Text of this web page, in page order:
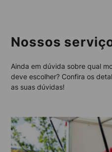
Nossos
Ainda em dúvida sobre qual
deve escolher? Confira os
as suas dúvidas!